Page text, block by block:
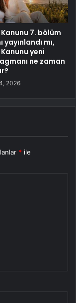
Kanunu 7. bölüm
mı,
yeni
ne zaman
2026
* ile